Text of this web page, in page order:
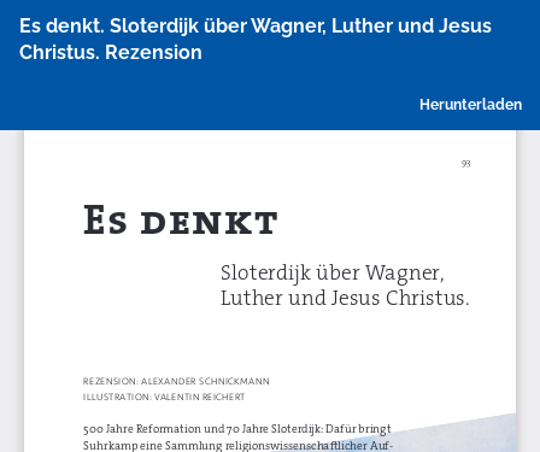
Artikeldetails
zurückkehren
Es denkt. Sloterdijk über Wagner, Luther und Jesus
Christus. Rezension
Herunterladen